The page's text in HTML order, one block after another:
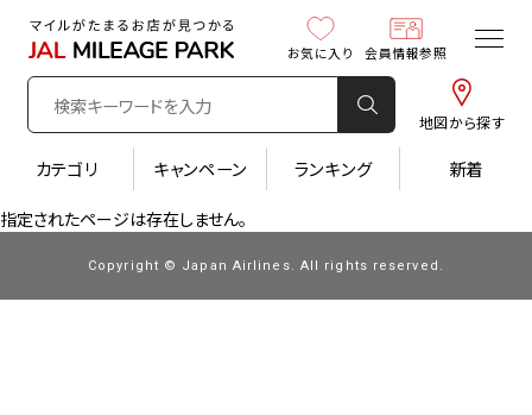
地図から探す
お気に入り 会員情報参照
カテゴリ キャンペーン ランキング 新着
指定されたページは存在しません。
Copyright © Japan Airlines. All rights reserved.